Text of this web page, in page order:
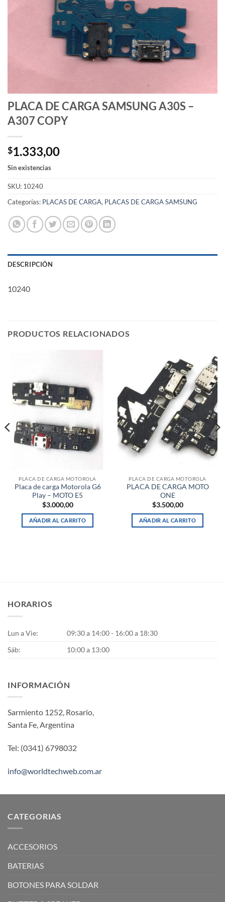
PLACA DE CARGA SAMSUNG A30S –
A307 COPY
$1.333,00
Sin existencias
SKU: 10240
Categorías: PLACAS DE CARGA, PLACAS DE CARGA SAMSUNG
DESCRIPCIÓN
10240
PRODUCTOS RELACIONADOS
PLACA DE CARGA MOTOROLA
Placa de carga Motorola G6
Play – MOTO E5
$3.000,00
AÑADIR AL CARRITO
PLACA DE CARGA MOTOROLA
PLACA DE CARGA MOTO
ONE
$3.500,00
AÑADIR AL CARRITO
HORARIOS
Lun a Vie:
09:30 a 14:00 - 16:00 a 18:30
Sáb:
10:00 a 13:00
INFORMACIÓN
Sarmiento 1252, Rosario,
Santa Fe, Argentina
Tel: (0341) 6798032
info@worldtechweb.com.ar
CATEGORIAS
ACCESORIOS
BATERIAS
BOTONES PARA SOLDAR